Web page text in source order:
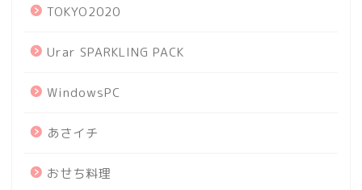
TOKYO2020
Urar SPARKLING PACK
WindowsPC
あさイチ
おせち料理